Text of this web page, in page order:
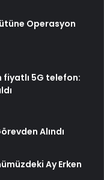
Operasyon
fiyatlı 5G telefon:
Alındı
Ay Erken